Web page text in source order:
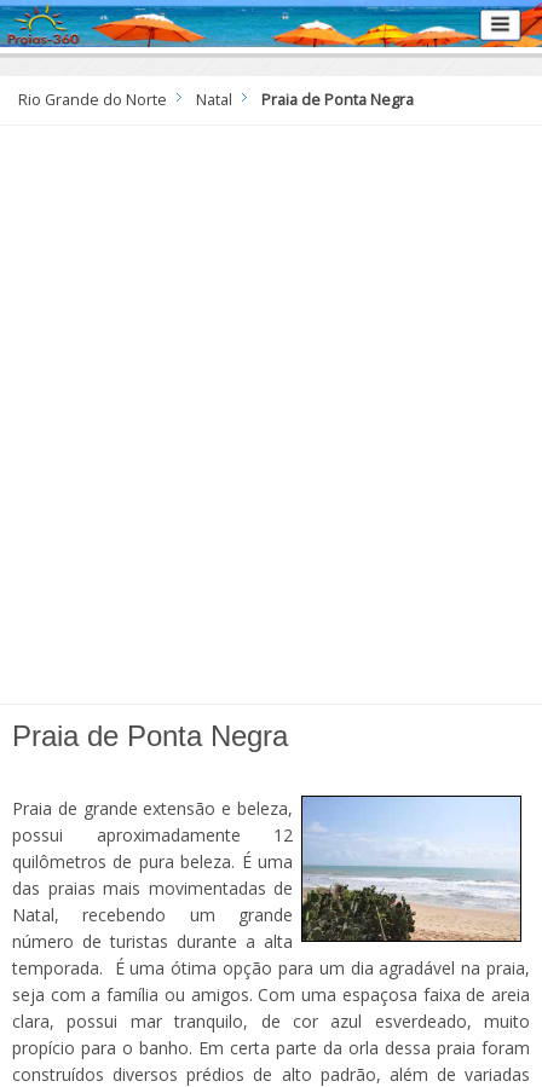
Rio Grande do Norte Natal Praia de Ponta Negra
Praia de Ponta Negra
Praia de grande extensão e beleza,
possui aproximadamente 12
quilômetros de pura beleza. É uma
das praias mais movimentadas de
Natal, recebendo um grande
número de turistas durante a alta
temporada. É uma ótima opção para um dia agradável na praia,
seja com a família ou amigos. Com uma espaçosa faixa de areia
clara, possui mar tranquilo, de cor azul esverdeado, muito
propício para o banho. Em certa parte da orla dessa praia foram
construídos diversos prédios de alto padrão, além de variadas